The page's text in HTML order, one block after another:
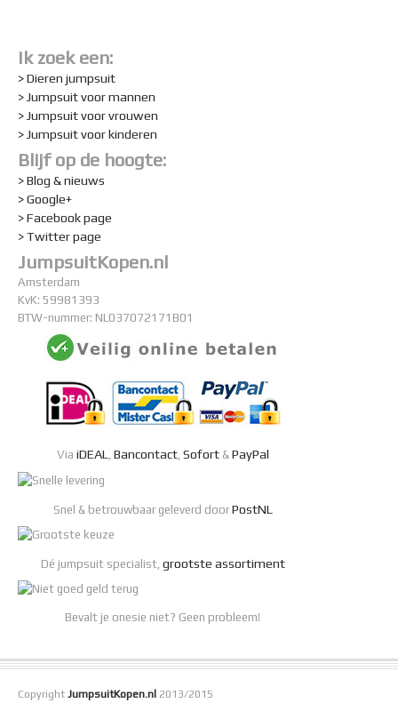
Ik zoek een:
> Dieren jumpsuit
> Jumpsuit voor mannen
> Jumpsuit voor vrouwen
> Jumpsuit voor kinderen
Blijf op de hoogte:
> Blog & nieuws
> Google+
> Facebook page
> Twitter page
JumpsuitKopen.nl
Amsterdam
KvK: 59981393
BTW-nummer: NL037072171B01
Via iDEAL, Bancontact, Sofort& PayPal
Snel & betrouwbaar geleverd door PostNL
Dé jumpsuit specialist, grootste assortiment
Bevalt je onesie niet? Geen probleem!
Copyright JumpsuitKopen.nl 2013/2015